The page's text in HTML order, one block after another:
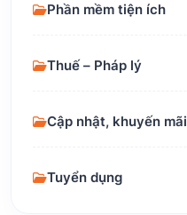
Phần mềm tiện ích
Thuế – Pháp lý
Cập nhật, khuyến mãi
Tuyển dụng